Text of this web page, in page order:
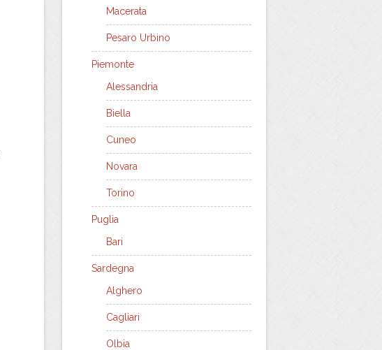
Macerata
Pesaro Urbino
Piemonte
Alessandria
Biella
Cuneo
Novara
Torino
Puglia
Bari
Sardegna
Alghero
Cagliari
Olbia